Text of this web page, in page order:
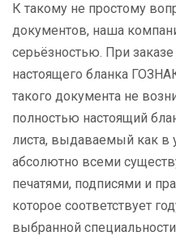
К такому не простому
документов, наша
серьёзностью. При
настоящего бланка
такого документа не
полностью настоящий
листа, выдаваемый как в
абсолютно всеми
печатями, подписями и
которое соответствует
выбранной